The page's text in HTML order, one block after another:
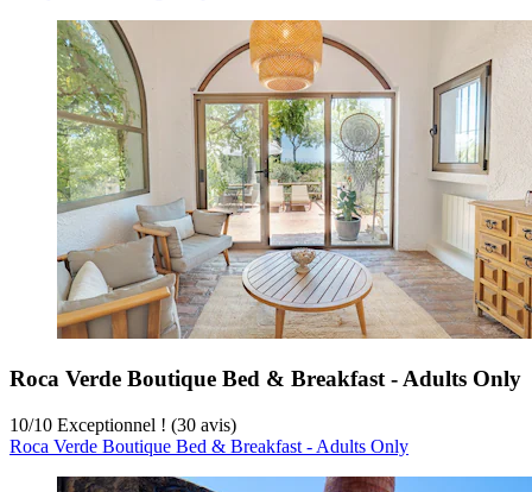
Roca Verde Boutique Bed & Breakfast - Adults Only
10/10 Exceptionnel ! (30 avis)
Roca Verde Boutique Bed & Breakfast - Adults Only